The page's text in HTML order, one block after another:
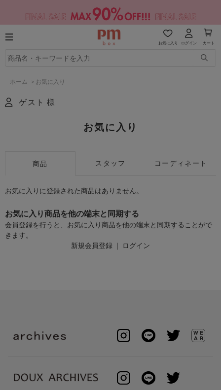
お気に入り ログイン カート
ホーム > お気に入り
ゲスト 様
お気に入り
商品 スタッフ コーディネート
お気に入りに登録された商品はありません。
お気に入り商品を他の端末と同期する
会員登録を行うと、お気に入り商品を他の端末と同期することがで
きます。
新規会員登録 ｜ ログイン